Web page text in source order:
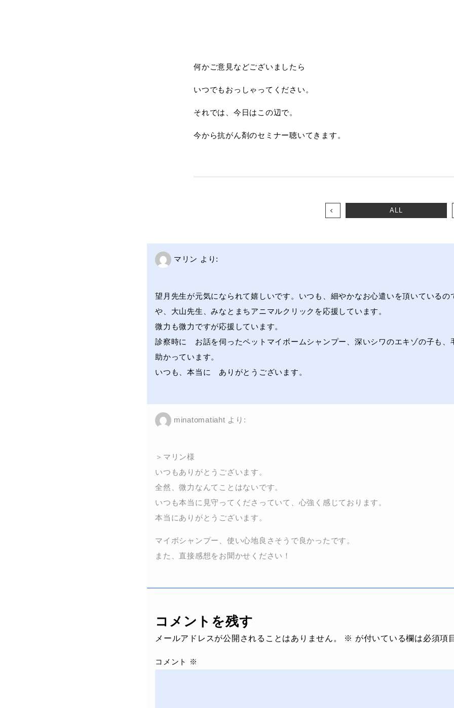
何かご意見などございましたら
いつでもおっしゃってください。
それでは、今日はこの辺で。
今から抗がん剤のセミナー聴いてきます。
ALL
マリン より:
望月先生が元気になられて嬉しいです。いつも、細やかなお心遣いを頂いている
や、大山先生、みなとまちアニマルクリックを応援しています。
微力も微力ですが応援しています。
診察時に お話を伺ったペットマイボームシャンプー、深いシワのエキゾの子も
助かっています。
いつも、本当に ありがとうございます。
minatomatiaht より:
＞マリン様
いつもありがとうございます。
全然、微力なんてことはないです。
いつも本当に見守ってくださっていて、心強く感じております。
本当にありがとうございます。
マイボシャンプー、使い心地良さそうで良かったです。
また、直接感想をお聞かせください！
コメントを残す
メールアドレスが公開されることはありません。 ※ が付いている欄は必須項
コメント ※